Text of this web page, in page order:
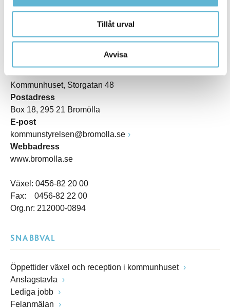
Tillåt urval
Avvisa
KONTAKT
Kommunhuset, Storgatan 48
Postadress
Box 18, 295 21 Bromölla
E-post
kommunstyrelsen@bromolla.se
Webbadress
www.bromolla.se
Växel: 0456-82 20 00
Fax: 0456-82 22 00
Org.nr: 212000-0894
SNABBVAL
Öppettider växel och reception i kommunhuset
Anslagstavla
Lediga jobb
Felanmälan